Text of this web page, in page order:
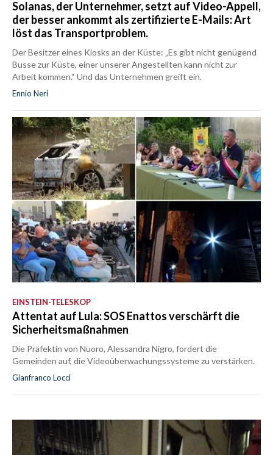
Solanas, der Unternehmer, setzt auf Video-Appell,
der besser ankommt als zertifizierte E-Mails: Art
löst das Transportproblem.
Der Besitzer eines Kiosks an der Küste: „Es gibt nicht genügend
Busse zur Küste, einer unserer Angestellten kann nicht zur
Arbeit kommen.“ Und das Unternehmen greift ein.
Ennio Neri
EINSTEIN-TELESKOP
Attentat auf Lula: SOS Enattos verschärft die
Sicherheitsmaßnahmen
Die Präfektin von Nuoro, Alessandra Nigro, fordert die
Gemeinden auf, die Videoüberwachungssysteme zu verstärken.
Gianfranco Locci